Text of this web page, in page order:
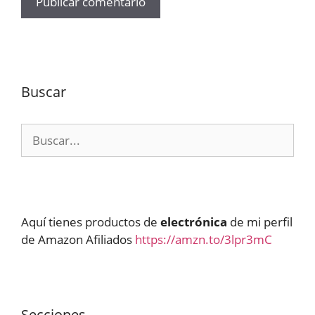
Buscar
Aquí tienes productos de electrónica de mi perfil
de Amazon Afiliados https://amzn.to/3lpr3mC